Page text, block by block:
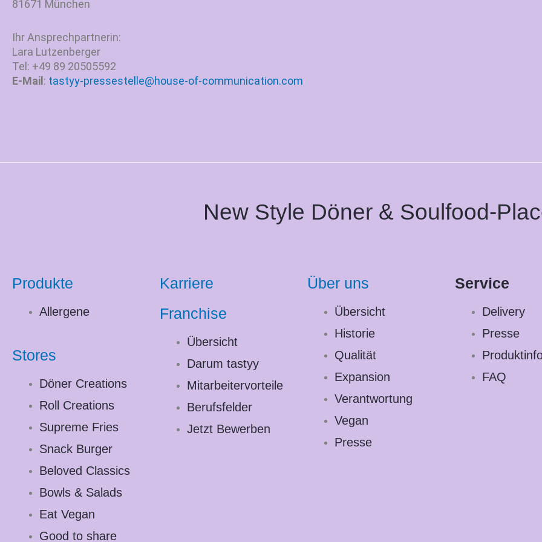
81671 München
Ihr Ansprechpartnerin:
Lara Lutzenberger
Tel: +49 89 20505592
E-Mail : tastyy-pressestelle@house-of-communication.com
New Style Döner & Soulfood-
Produkte
Allergene
Stores
Döner Creations
Roll Creations
Supreme Fries
Snack Burger
Beloved Classics
Bowls & Salads
Eat Vegan
Good to share
Karriere
Franchise
Übersicht
Darum tastyy
Mitarbeitervorteile
Berufsfelder
Jetzt Bewerben
Über uns
Übersicht
Historie
Qualität
Expansion
Verantwortung
Vegan
Presse
Service
Delivery
Presse
FAQ